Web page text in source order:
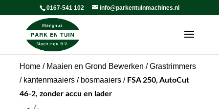
0167-541 102 info@parkentuinmachines.nl
Home / Maaien en Grond Bewerken /Grastrimmers
/ kantenmaaiers / bosmaaiers / FSA 250, AutoCut
46-2, zonder accu en lader